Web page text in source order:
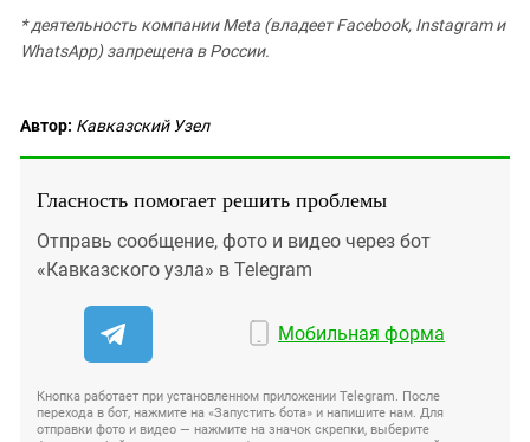
* деятельность компании Meta (владеет Facebook, Instagram и
WhatsApp) запрещена в России.
Автор: Кавказский Узел
Гласность помогает решить проблемы
Отправь сообщение, фото и видео через бот
«Кавказского узла» в Telegram
Мобильная форма
Кнопка работает при установленном приложении Telegram. После
перехода в бот, нажмите на «Запустить бота» и напишите нам. Для
отправки фото и видео — нажмите на значок скрепки, выберите